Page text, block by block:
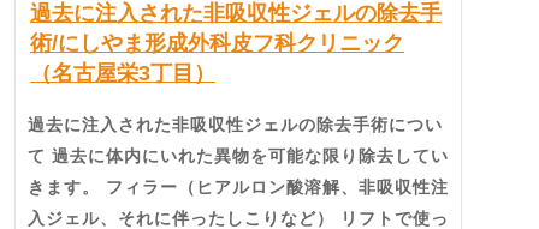
過去に注入された非吸収性ジェルの除去手
術/にしやま形成外科皮フ科クリニック
（名古屋栄3丁目）
過去に注入された非吸収性ジェルの除去手術につい
て 過去に体内にいれた異物を可能な限り除去してい
きます。 フィラー（ヒアルロン酸溶解、非吸収性注
入ジェル、それに伴ったしこりなど） リフトで使っ